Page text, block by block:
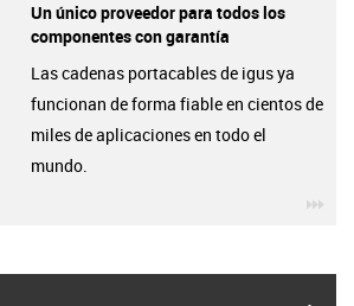
Un único proveedor para todos los
componentes con garantía
Las cadenas portacables de igus ya
funcionan de forma fiable en cientos de
miles de aplicaciones en todo el
mundo.